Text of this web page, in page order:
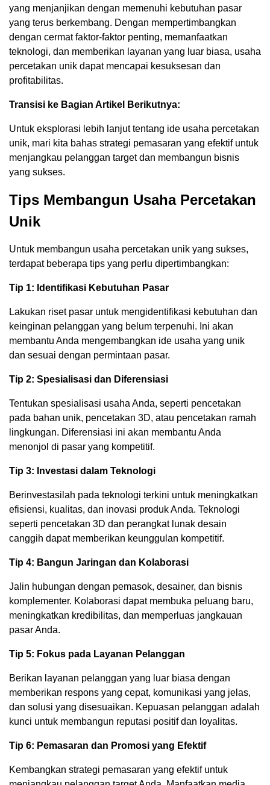
yang menjanjikan dengan memenuhi kebutuhan pasar
yang terus berkembang. Dengan mempertimbangkan
dengan cermat faktor-faktor penting, memanfaatkan
teknologi, dan memberikan layanan yang luar biasa, usaha
percetakan unik dapat mencapai kesuksesan dan
profitabilitas.
Transisi ke Bagian Artikel Berikutnya:
Untuk eksplorasi lebih lanjut tentang ide usaha percetakan
unik, mari kita bahas strategi pemasaran yang efektif untuk
menjangkau pelanggan target dan membangun bisnis
yang sukses.
Tips Membangun Usaha Percetakan
Unik
Untuk membangun usaha percetakan unik yang sukses,
terdapat beberapa tips yang perlu dipertimbangkan:
Tip 1: Identifikasi Kebutuhan Pasar
Lakukan riset pasar untuk mengidentifikasi kebutuhan dan
keinginan pelanggan yang belum terpenuhi. Ini akan
membantu Anda mengembangkan ide usaha yang unik
dan sesuai dengan permintaan pasar.
Tip 2: Spesialisasi dan Diferensiasi
Tentukan spesialisasi usaha Anda, seperti pencetakan
pada bahan unik, pencetakan 3D, atau pencetakan ramah
lingkungan. Diferensiasi ini akan membantu Anda
menonjol di pasar yang kompetitif.
Tip 3: Investasi dalam Teknologi
Berinvestasilah pada teknologi terkini untuk meningkatkan
efisiensi, kualitas, dan inovasi produk Anda. Teknologi
seperti pencetakan 3D dan perangkat lunak desain
canggih dapat memberikan keunggulan kompetitif.
Tip 4: Bangun Jaringan dan Kolaborasi
Jalin hubungan dengan pemasok, desainer, dan bisnis
komplementer. Kolaborasi dapat membuka peluang baru,
meningkatkan kredibilitas, dan memperluas jangkauan
pasar Anda.
Tip 5: Fokus pada Layanan Pelanggan
Berikan layanan pelanggan yang luar biasa dengan
memberikan respons yang cepat, komunikasi yang jelas,
dan solusi yang disesuaikan. Kepuasan pelanggan adalah
kunci untuk membangun reputasi positif dan loyalitas.
Tip 6: Pemasaran dan Promosi yang Efektif
Kembangkan strategi pemasaran yang efektif untuk